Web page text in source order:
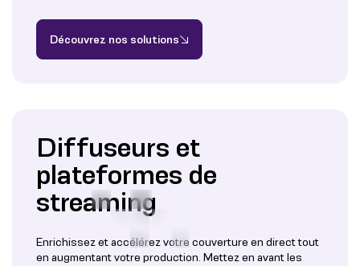
Découvrez nos solutions
Diffuseurs et
plateformes de
streaming
Enrichissez et accélérez votre couverture en direct tout
en augmentant votre production. Mettez en avant les